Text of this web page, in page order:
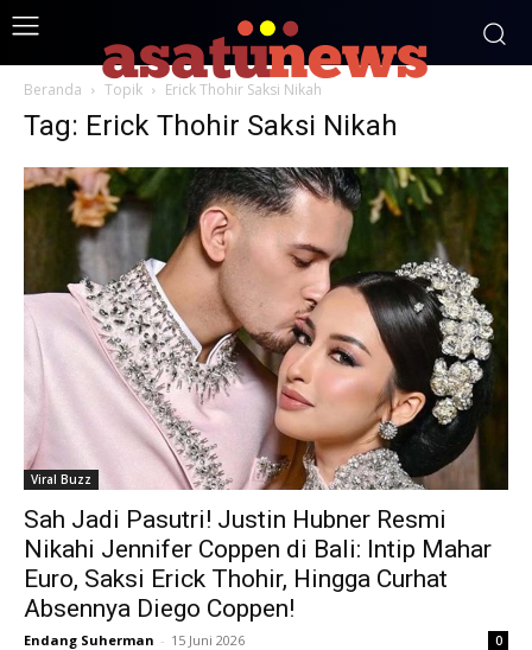
Beranda Topik Erick Thohir Saksi Nikah
Tag: Erick Thohir Saksi Nikah
Viral Buzz
Sah Jadi Pasutri! Justin Hubner Resmi
Nikahi Jennifer Coppen di Bali: Intip Mahar
Euro, Saksi Erick Thohir, Hingga Curhat
Absennya Diego Coppen!
Endang Suherman - 15 Juni 2026 0